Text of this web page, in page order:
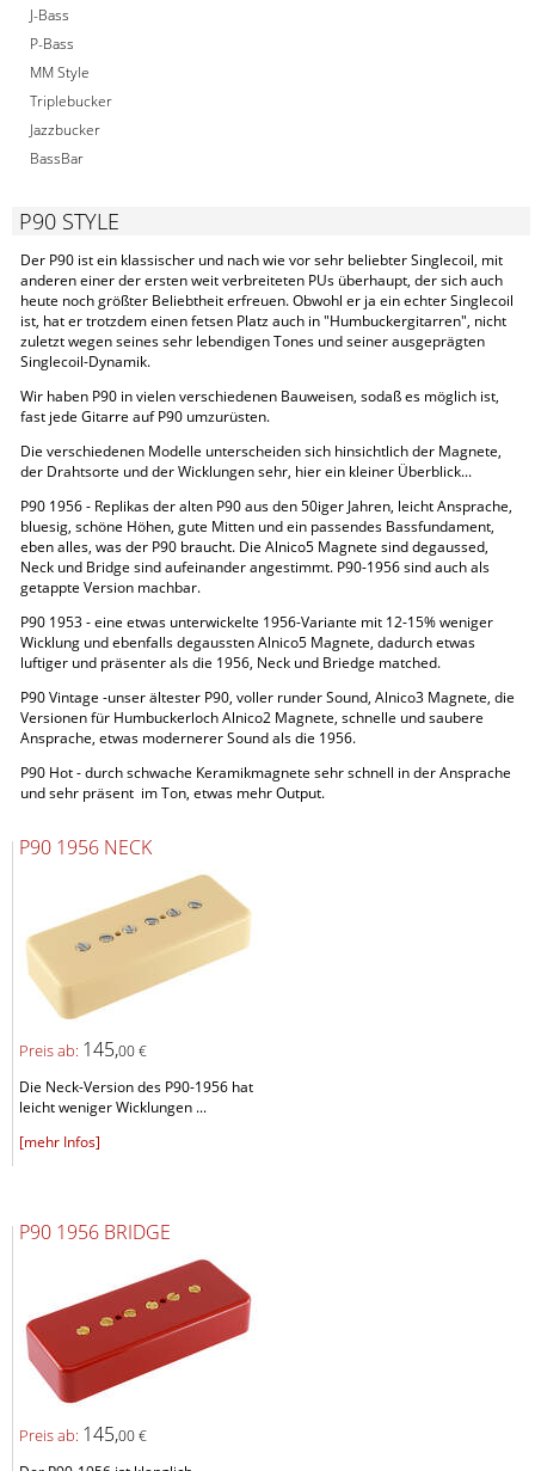
J-Bass
P-Bass
MM Style
Triplebucker
Jazzbucker
BassBar
P90 STYLE
Der P90 ist ein klassischer und nach wie vor sehr beliebter Singlecoil, mit
anderen einer der ersten weit verbreiteten PUs überhaupt, der sich auch
heute noch größter Beliebtheit erfreuen. Obwohl er ja ein echter Singlecoil
ist, hat er trotzdem einen fetsen Platz auch in "Humbuckergitarren", nicht
zuletzt wegen seines sehr lebendigen Tones und seiner ausgeprägten
Singlecoil-Dynamik.
Wir haben P90 in vielen verschiedenen Bauweisen, sodaß es möglich ist,
fast jede Gitarre auf P90 umzurüsten.
Die verschiedenen Modelle unterscheiden sich hinsichtlich der Magnete,
der Drahtsorte und der Wicklungen sehr, hier ein kleiner Überblick...
P90 1956 - Replikas der alten P90 aus den 50iger Jahren, leicht Ansprache,
bluesig, schöne Höhen, gute Mitten und ein passendes Bassfundament,
eben alles, was der P90 braucht. Die Alnico5 Magnete sind degaussed,
Neck und Bridge sind aufeinander angestimmt. P90-1956 sind auch als
getappte Version machbar.
P90 1953 - eine etwas unterwickelte 1956-Variante mit 12-15% weniger
Wicklung und ebenfalls degaussten Alnico5 Magnete, dadurch etwas
luftiger und präsenter als die 1956, Neck und Briedge matched.
P90 Vintage -unser ältester P90, voller runder Sound, Alnico3 Magnete, die
Versionen für Humbuckerloch Alnico2 Magnete, schnelle und saubere
Ansprache, etwas modernerer Sound als die 1956.
P90 Hot - durch schwache Keramikmagnete sehr schnell in der Ansprache
und sehr präsent im Ton, etwas mehr Output.
P90 1956 NECK
Preis ab: 145,00 €
Die Neck-Version des P90-1956 hat
leicht weniger Wicklungen ...
[mehr Infos]
P90 1956 BRIDGE
Preis ab: 145,00 €